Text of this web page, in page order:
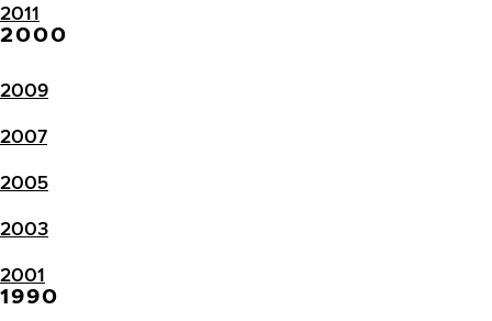
2011
2000
2009
2007
2005
2003
2001
1990